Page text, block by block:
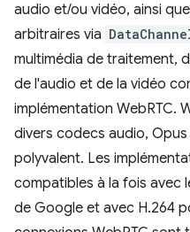
audio et/ou vidéo, ainsi
arbitraires via
multimédia de traitement,
de l'audio et de la vidéo
implémentation WebRTC.
divers codecs audio,
polyvalent. Les
compatibles à la fois avec
de Google et avec H.264